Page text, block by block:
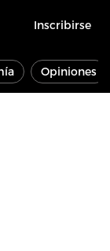
Inscribirse
Opiniones